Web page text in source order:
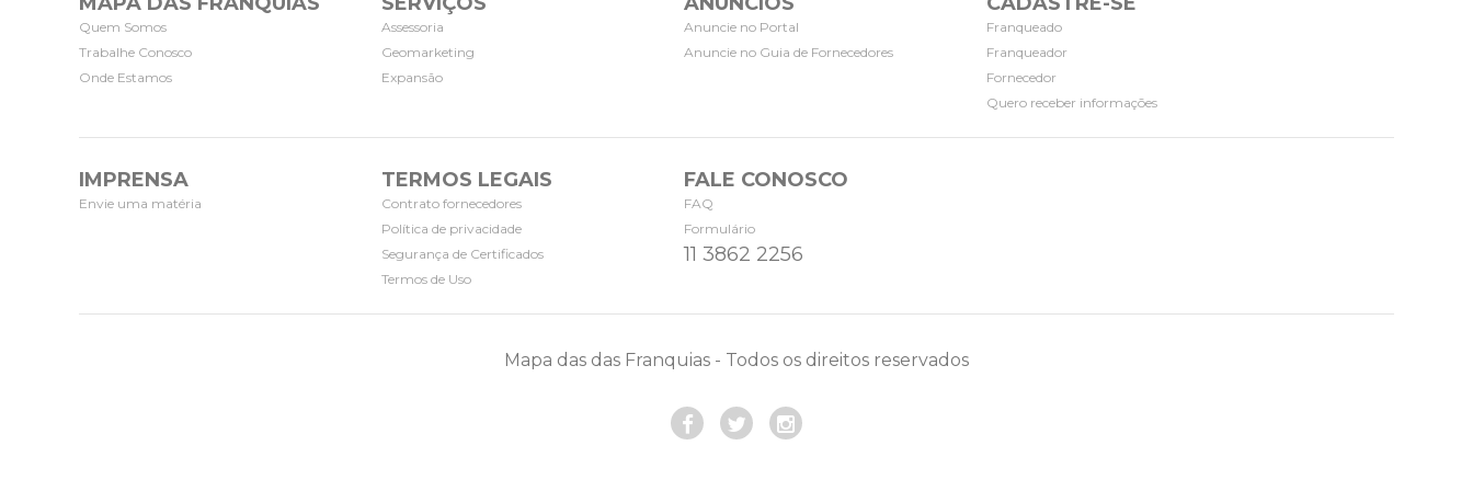
Quem Somos
Trabalhe Conosco
Onde Estamos
Assessoria
Geomarketing
Expansão
Anuncie no Portal
Anuncie no Guia de Fornecedores
Franqueado
Franqueador
Fornecedor
Quero receber informações
IMPRENSA
Envie uma matéria
TERMOS LEGAIS
Contrato fornecedores
Política de privacidade
Segurança de Certificados
Termos de Uso
FALE CONOSCO
FAQ
Formulário
11 3862 2256
Mapa das das Franquias - Todos os direitos reservados